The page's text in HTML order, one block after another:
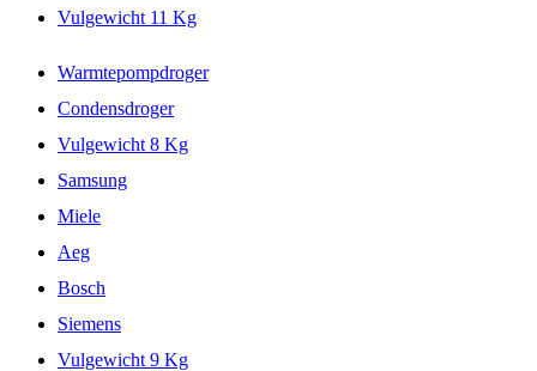
Vulgewicht 11 Kg
Warmtepompdroger
Condensdroger
Vulgewicht 8 Kg
Samsung
Miele
Aeg
Bosch
Siemens
Vulgewicht 9 Kg